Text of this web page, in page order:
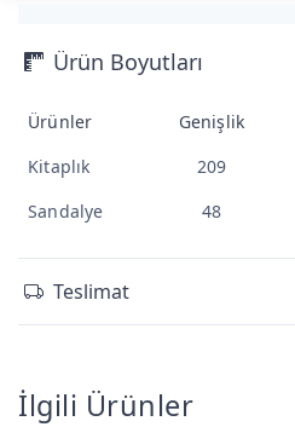
Ürün Boyutları
Ürünler Genişlik
Kitaplık
209
Sandalye
48
Teslimat
İlgili Ürünler